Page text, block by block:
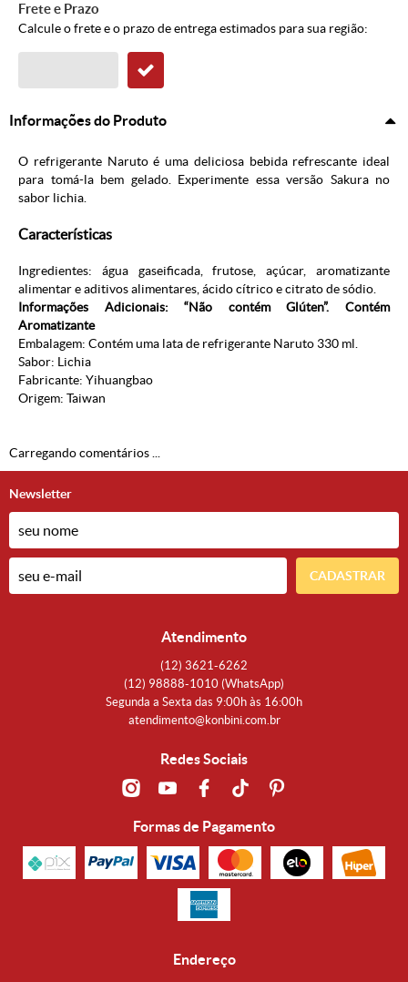
Frete e Prazo
Calcule o frete e o prazo de entrega estimados para sua região:
Informações do Produto
O refrigerante Naruto é uma deliciosa bebida refrescante ideal
para tomá-la bem gelado. Experimente essa versão Sakura no
sabor lichia.
Características
Ingredientes: água gaseificada, frutose, açúcar, aromatizante
alimentar e aditivos alimentares, ácido cítrico ecitrato de sódio.
Informações Adicionais: “Não contém Glúten”. Contém
Aromatizante
Embalagem: Contém uma lata de refrigerante Naruto 330 ml.
Sabor: Lichia
Fabricante: Yihuangbao
Origem: Taiwan
Carregando comentários ...
Newsletter
CADASTRAR
Atendimento
(12) 3621-6262
(12) 98888-1010 (WhatsApp)
Segunda a Sexta das 9:00h às 16:00h
atendimento@konbini.com.br
Redes Sociais
Formas de Pagamento
Endereço